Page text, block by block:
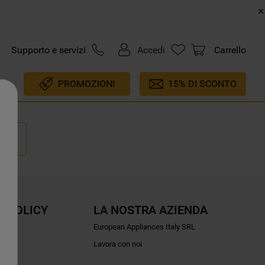
Supporto e servizi Accedi Carrello
PROMOZIONI 15% DI SCONTO
POLICY LA NOSTRA AZIENDA
European Appliances Italy SRL
Lavora con noi